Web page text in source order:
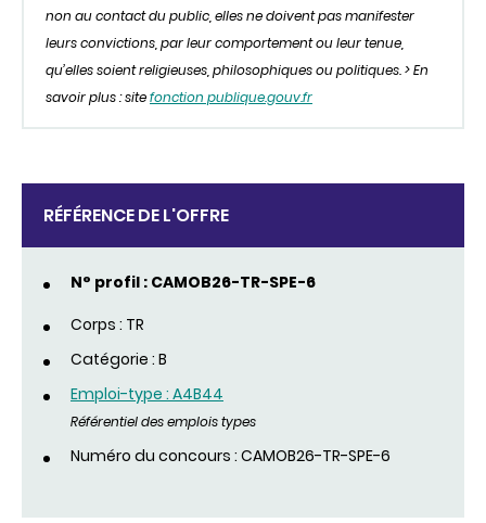
non au contact du public, elles ne doivent pas manifester
leurs convictions, par leur comportement ou leur tenue,
qu’elles soient religieuses, philosophiques ou politiques. > En
savoir plus : sitefonction publique.gouv.fr
RÉFÉRENCE DE L'OFFRE
N° profil : CAMOB26-TR-SPE-6
Corps : TR
Catégorie : B
Emploi-type : A4B44
Référentiel des emplois types
Numéro du concours : CAMOB26-TR-SPE-6